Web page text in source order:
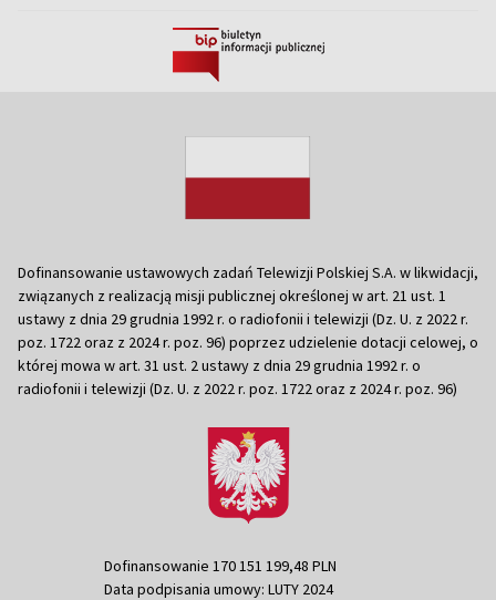
Dofinansowanie ustawowych zadań Telewizji Polskiej S.A. w likwidacji,
związanych z realizacją misji publicznej określonej w art. 21 ust. 1
ustawy z dnia 29 grudnia 1992 r. o radiofonii i telewizji (Dz. U. z 2022 r.
poz. 1722 oraz z 2024 r. poz. 96) poprzez udzielenie dotacji celowej, o
której mowa w art. 31 ust. 2 ustawy z dnia 29 grudnia 1992 r. o
radiofonii i telewizji (Dz. U. z 2022 r. poz. 1722 oraz z 2024 r. poz. 96)
Dofinansowanie 170 151 199,48 PLN
Data podpisania umowy: LUTY 2024